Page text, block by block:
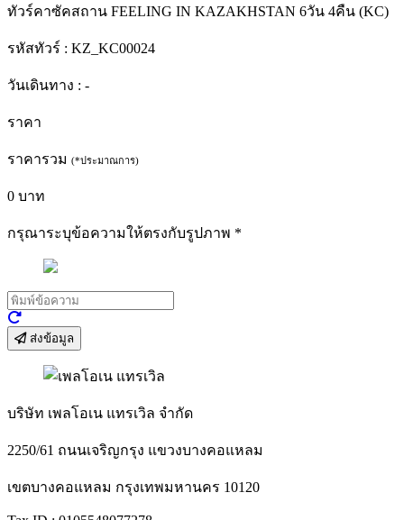
ทัวร์คาซัคสถาน FEELING IN KAZAKHSTAN 6วัน 4คืน (KC)
รหัสทัวร์ : KZ_KC00024
วันเดินทาง : -
ราคา
ราคารวม (*ประมาณการ)
0 บาท
กรุณาระบุข้อความให้ตรงกับรูปภาพ *
ส่งข้อมูล
บริษัท เพลโอเน แทรเวิล จำกัด
2250/61 ถนนเจริญกรุง แขวงบางคอแหลม
เขตบางคอแหลม กรุงเทพมหานคร 10120